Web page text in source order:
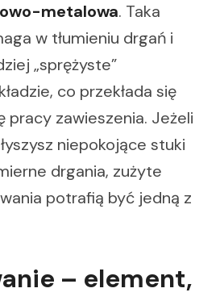
metalowa. Taka
w tłumieniu drgań i
„sprężyste”
co przekłada się
pracy zawieszenia. Jeżeli
niepokojące stuki
drgania, zużyte
potrafią być jedną z
– element,